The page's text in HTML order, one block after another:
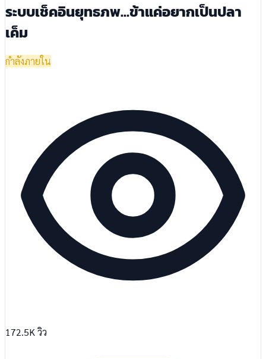
ระบบเช็คอินยุทธภพ…ข้าแค่อยากเป็นปลา
เค็ม
กำลังภายใน
172.5K วิว